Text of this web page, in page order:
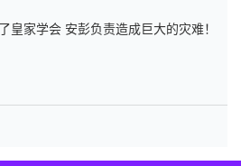
皇家学会 安彭负责造成巨大的灾难！